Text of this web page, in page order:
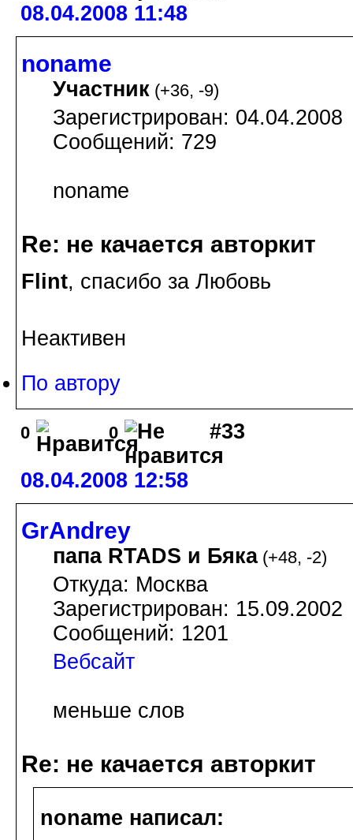
08.04.2008 11:48
noname
Участник (+36, -9)
Зарегистрирован: 04.04.2008
Сообщений: 729
noname
Re: не качается авторкит
Flint, спасибо за Любовь
Неактивен
По автору
0 0 #33
08.04.2008 12:58
GrAndrey
папа RTADS и Бяка(+48, -2)
Откуда: Москва
Зарегистрирован: 15.09.2002
Сообщений: 1201
Вебсайт
меньше слов
Re: не качается авторкит
noname написал: